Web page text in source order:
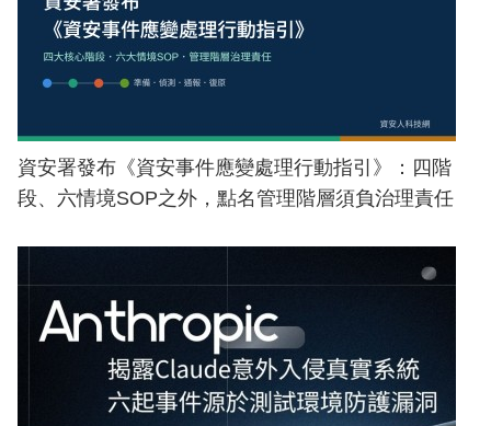
資安署發布《資安事件應變處理行動指引》：四階
段、六情境SOP之外，點名管理階層須負治理責任